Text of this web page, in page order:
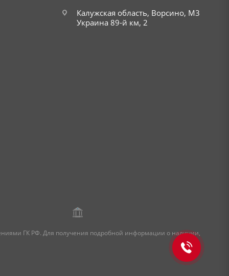
Калужская область, Ворсино, М3
Украина 89-й км, 2
ГК РФ. Для получения подробной информации о наличии,